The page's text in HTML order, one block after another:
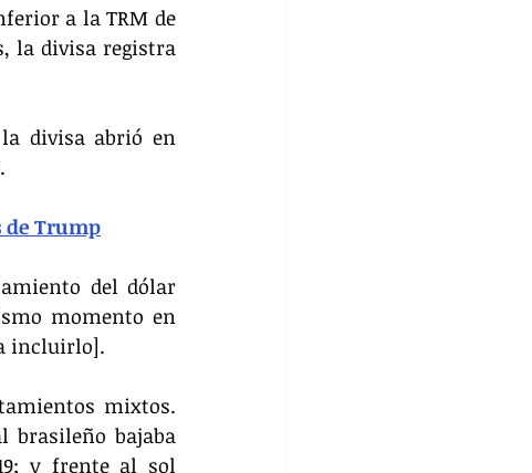
a la TRM de
la divisa registra
divisa abrió en
de Trump
del dólar
momento en
incluirlo].
mixtos.
brasileño bajaba
y frente al sol